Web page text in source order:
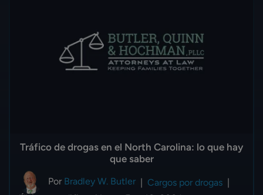
Tráfico de drogas en el North Carolina: lo que hay
que saber
Por Bradley W. Butler | Cargos por drogas |